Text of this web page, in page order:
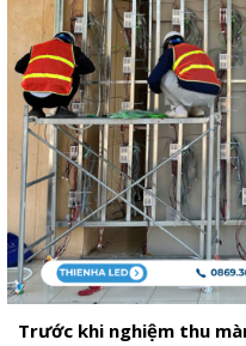
Trước khi nghiệm thu